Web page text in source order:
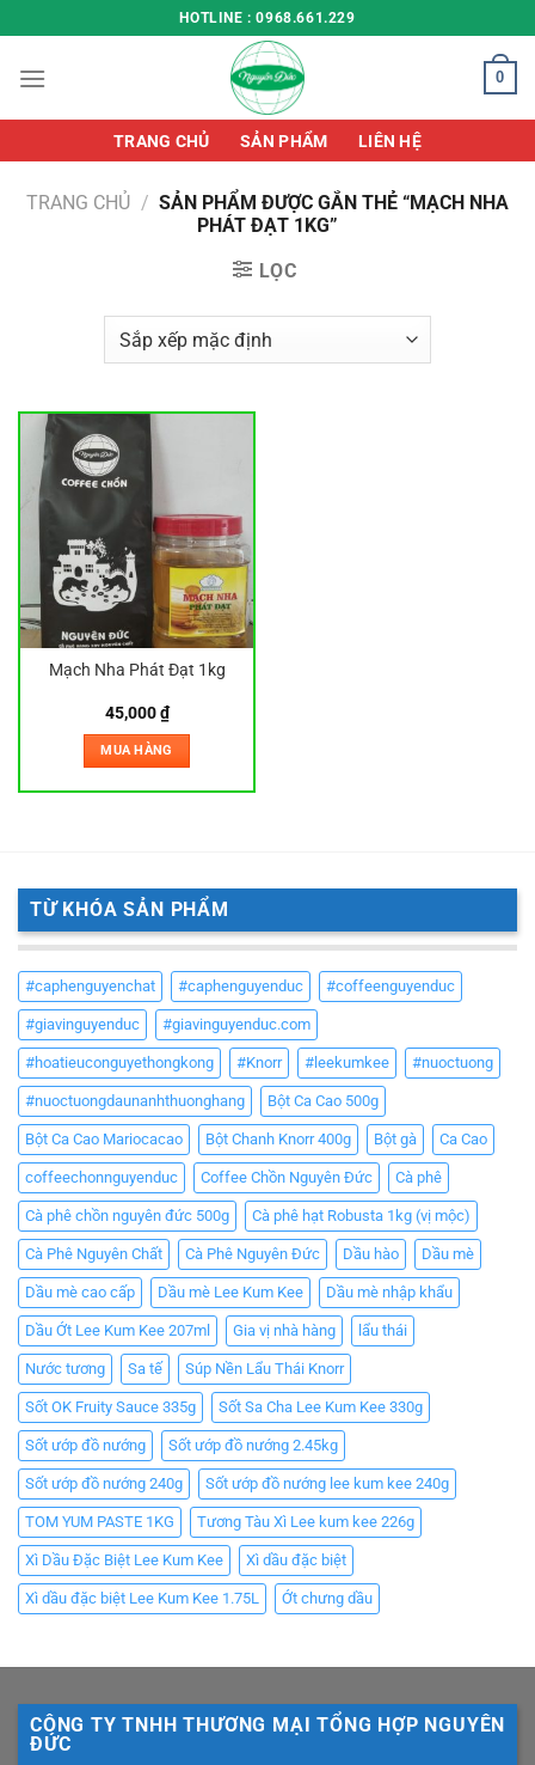
đến
nội
HOTLINE : 0968.661.229
0
TRANG CHỦ SẢN PHẨM LIÊN HỆ
TRANG CHỦ / SẢN PHẨM ĐƯỢC GẮN THẺ “MẠCH NHA
PHÁT ĐẠT 1KG”
LỌC
Mạch Nha Phát Đạt 1kg
45,000₫
MUA HÀNG
TỪ KHÓA SẢN PHẨM
#caphenguyenchat #caphenguyenduc #coffeenguyenduc
#giavinguyenduc #giavinguyenduc.com
#hoatieuconguyethongkong #Knorr #leekumkee #nuoctuong
#nuoctuongdaunanhthuonghang Bột Ca Cao 500g
Bột Ca Cao Mariocacao Bột Chanh Knorr 400g Bột gà Ca Cao
coffeechonnguyenduc Coffee Chồn Nguyên Đức Cà phê
Cà phê chồn nguyên đức 500g Cà phê hạt Robusta 1kg (vị mộc)
Cà Phê Nguyên Chất Cà Phê Nguyên Đức Dầu hào Dầu mè
Dầu mè cao cấp Dầu mè Lee Kum Kee Dầu mè nhập khẩu
Dầu Ớt Lee Kum Kee 207ml Gia vị nhà hàng lẩu thái
Nước tương Sa tế Súp Nền Lẩu Thái Knorr
Sốt OK Fruity Sauce 335g Sốt Sa Cha Lee Kum Kee 330g
Sốt ướp đồ nướng Sốt ướp đồ nướng 2.45kg
Sốt ướp đồ nướng 240g Sốt ướp đồ nướng lee kum kee 240g
TOM YUM PASTE 1KG Tương Tàu Xì Lee kum kee 226g
Xì Dầu Đặc Biệt Lee Kum Kee Xì dầu đặc biệt
Xì dầu đặc biệt Lee Kum Kee 1.75L Ớt chưng dầu
CÔNG TY TNHH THƯƠNG MẠI TỔNG HỢP NGUYÊN
ĐỨC